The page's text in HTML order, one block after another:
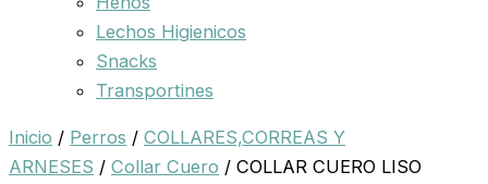
Lechos Higienicos
Snacks
Transportines
Inicio / Perros / COLLARES,CORREAS Y
ARNESES / Collar Cuero / COLLAR CUERO LISO